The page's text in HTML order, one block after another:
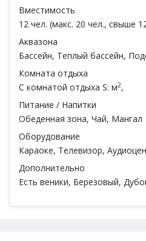
Вместимость
12 чел. (макс. 20 чел., свыше
чел.)
Аквазона
Бассейн, Теплый бассейн,
Комната отдыха
С комнатой отдыха S: м2,
Питание / Напитки
Обеденная зона, Чай, Мангал
Оборудование
Караоке, Телевизор,
Микроволновая печь, Чайник
Дополнительно
Есть веники, Березовый,
Халаты, Посуда, Со своим